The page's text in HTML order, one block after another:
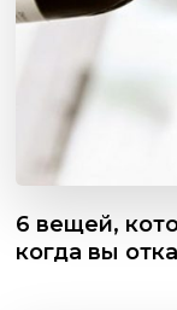
6 вещей,
когда вы